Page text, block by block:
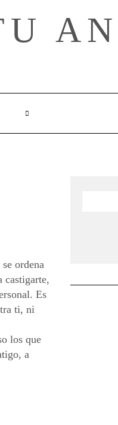
ordena
castigarte,
Es
ti, ni
los que
a